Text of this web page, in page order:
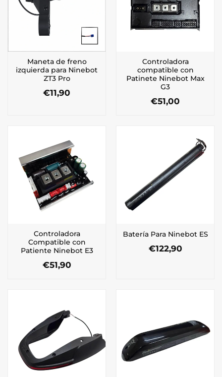
Maneta de freno
izquierda para Ninebot
ZT3 Pro
€11,90
Controladora
compatible con
Patinete Ninebot Max
G3
€51,00
Controladora
Compatible con
Patiente Ninebot E3
€51,90
Batería Para Ninebot ES
€122,90